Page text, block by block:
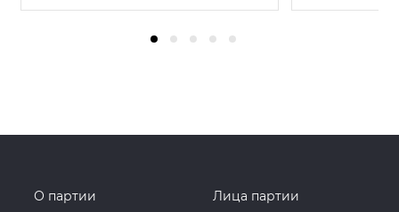
О партии
Лица партии